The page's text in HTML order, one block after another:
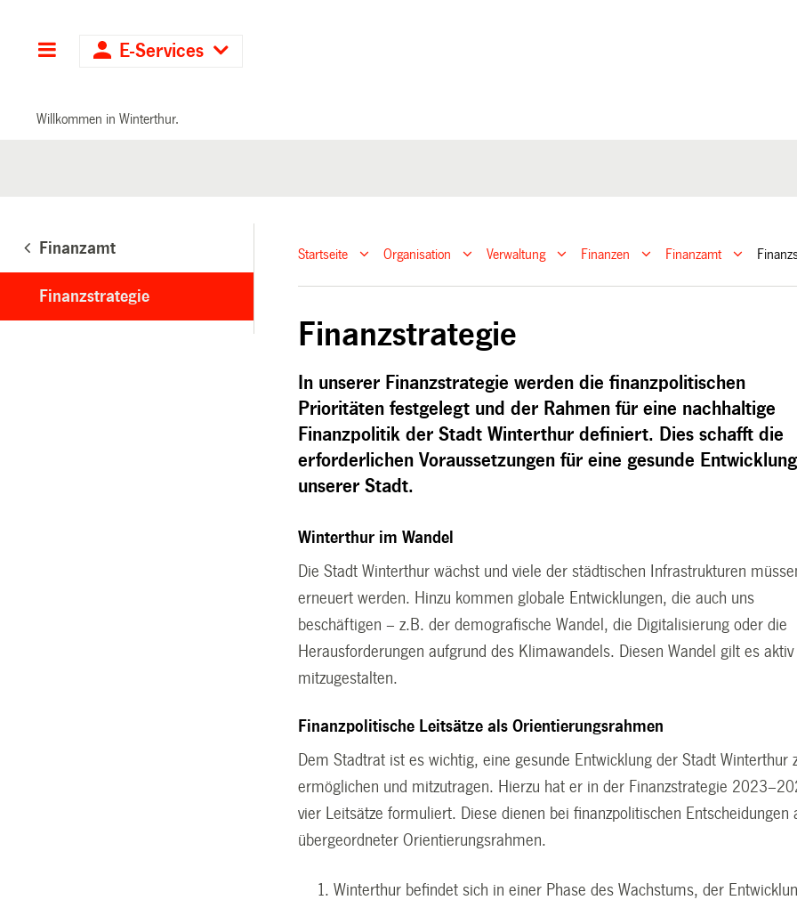
Hauptnavigation
E-Services
Willkommen in Winterthur.
Finanzamt
Finanzstrategie
Startseite Organisation Verwaltung Finanzen Finanzamt
Finanzstrategie
In unserer Finanzstrategie werden die finanzpolitischen
Prioritäten festgelegt und der Rahmen für eine nachhaltige
Finanzpolitik der Stadt Winterthur definiert. Dies schafft die
erforderlichen Voraussetzungen für eine gesunde Entwicklung
unserer Stadt.
Winterthur im Wandel
Die Stadt Winterthur wächst und viele der städtischen Infrastrukturen
erneuert werden. Hinzu kommen globale Entwicklungen, die auch uns
beschäftigen – z.B. der demografische Wandel, die Digitalisierung oder die
Herausforderungen aufgrund des Klimawandels. Diesen Wandel gilt es aktiv
mitzugestalten.
Finanzpolitische Leitsätze als Orientierungsrahmen
Dem Stadtrat ist es wichtig, eine gesunde Entwicklung der Stadt Winterthur
ermöglichen und mitzutragen. Hierzu hat er in der Finanzstrategie
vier Leitsätze formuliert. Diese dienen bei finanzpolitischen Entscheidungen
übergeordneter Orientierungsrahmen.
Winterthur befindet sich in einer Phase des Wachstums, der